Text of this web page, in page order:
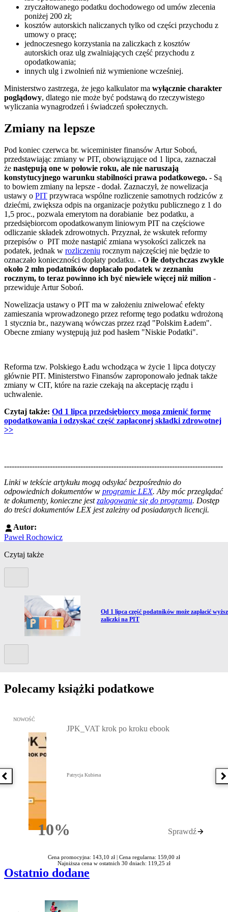
zryczałtowanego podatku dochodowego od umów zlecenia
poniżej 200 zł;
kosztów autorskich naliczanych tylko od części przychodu z
umowy o pracę;
jednoczesnego korzystania na zaliczkach z kosztów
autorskich oraz ulg zwalniających część przychodu z
opodatkowania;
innych ulg i zwolnień niż wymienione wcześniej.
Ministerstwo zastrzega, że jego kalkulator ma wyłącznie charakter
poglądowy, dlatego nie może być podstawą do rzeczywistego
wyliczania wynagrodzeń i świadczeń społecznych.
Zmiany na lepsze
Pod koniec czerwca br. wiceminister finansów Artur Soboń,
przedstawiając zmiany w PIT, obowiązujące od 1 lipca, zaznaczał
że następują one w połowie roku, ale nie naruszają
konstytucyjnego warunku stabilności prawa podatkowego. - Są
to bowiem zmiany na lepsze - dodał. Zaznaczył, że nowelizacja
ustawy o PIT przywraca wspólne rozliczenie samotnych rodziców z
dziećmi, zwiększa odpis na organizacje pożytku publicznego z 1 do
1,5 proc., pozwala emerytom na dorabianie bez podatku, a
przedsiębiorcom opodatkowanym liniowym PIT na częściowe
odliczanie składek zdrowotnych. Przyznał, że wskutek reformy
przepisów o PIT może nastąpić zmiana wysokości zaliczek na
podatek, jednak w rozliczeniu rocznym najczęściej nie będzie to
oznaczało konieczności dopłaty podatku. - O ile dotychczas zwykle
około 2 mln podatników dopłacało podatek w zeznaniu
rocznym, to teraz powinno ich być niewiele więcej niż milion -
przewiduje Artur Soboń.
Nowelizacja ustawy o PIT ma w założeniu zniwelować efekty
zamieszania wprowadzonego przez reformę tego podatku wdrożoną
1 stycznia br., nazywaną wówczas przez rząd "Polskim Ładem".
Obecne zmiany występują już pod hasłem "Niskie Podatki".
Reforma tzw. Polskiego Ładu wchodząca w życie 1 lipca dotyczy
głównie PIT. Ministerstwo Finansów zaproponowało jednak także
zmiany w CIT, które na razie czekają na akceptację rządu i
uchwalenie.
Czytaj także: Od 1 lipca przedsiębiorcy mogą zmienić formę
opodatkowania i odzyskać część zapłaconej składki zdrowotnej
>>
--------------------------------------------------------------------------------------
Linki w tekście artykułu mogą odsyłać bezpośrednio do
odpowiednich dokumentów w programie LEX. Aby móc przeglądać
te dokumenty, konieczne jestzalogowanie się do programu. Dostęp
do treści dokumentów LEX jest zależny od posiadanych licencji.
Autor:
Paweł Rochowicz
Czytaj także
Przejdź do artykułu:
Od 1 lipca część podatników może zapłacić
zaliczki na PIT
Polecamy książki podatkowe
Poprzednia książka
Przejdź do: JPK_VAT krok po kroku ebook, Patrycja Kubiesa -
NOWOŚĆ
10%Rabatu
JPK_VAT krok po kroku ebook
Patrycja Kubiesa
Sprawdź
Cena promocyjna: 143,10 zł | Cena regularna: 159,00 zł
Najniższa cena w ostatnich 30 dniach: 119,25 zł
Ostatnio dodane